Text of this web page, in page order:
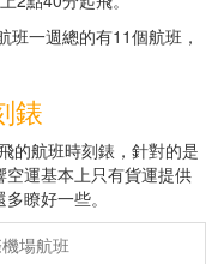
一週總的有11個航班，
錶
的航班時刻錶，針對的是
運基本上只有貨運提供
瞭好一些。
場航班